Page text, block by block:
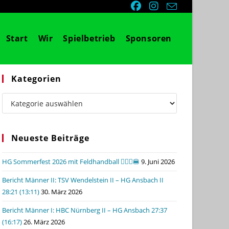
Start Wir Spielbetrieb Sponsoren
Kategorien
Kategorien
Neueste Beiträge
HG Sommerfest 2026 mit Feldhandball 🤾🏼‍♂️🍔 9. Juni 2026
Bericht Männer II: TSV Wendelstein II – HG Ansbach II
28:21 (13:11)30. März 2026
Bericht Männer I: HBC Nürnberg II – HG Ansbach 27:37
(16:17)26. März 2026